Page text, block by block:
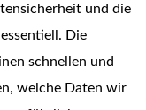
und die
Die
schnellen und
welche Daten wir